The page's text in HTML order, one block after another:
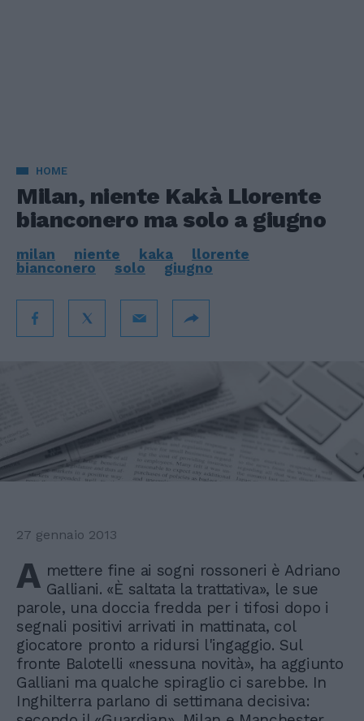
HOME
Milan, niente Kakà Llorente
bianconero ma solo a giugno
milan niente kaka
llorente
bianconero
solo giugno
27 gennaio 2013
A mettere fine ai sogni rossoneri è Adriano
Galliani. «È saltata la trattativa», le sue
parole, una doccia fredda per i tifosi dopo i
segnali positivi arrivati in mattinata, col
giocatore pronto a ridursi l'ingaggio. Sul
fronte Balotelli «nessuna novità», ha aggiunto
Galliani ma qualche spiraglio ci sarebbe. In
Inghilterra parlano di settimana decisiva: